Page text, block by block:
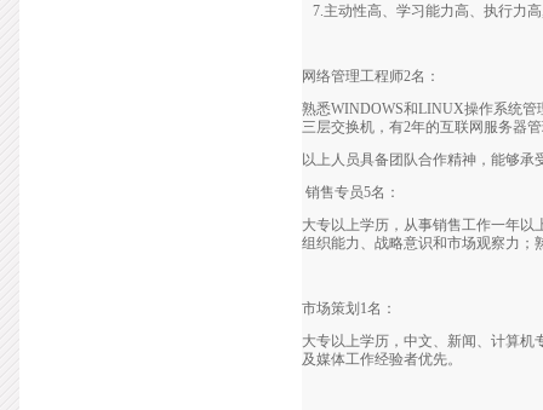
7.主动性高、学习能力高、执行力
网络管理工程师2名：
熟悉WINDOWS和LINUX操作系统管
三层交换机，有2年的互联网服务器
以上人员具备团队合作精神，能够承
销售专员5名：
大专以上学历，从事销售工作一年
组织能力、战略意识和市场观察力；
市场策划1名：
大专以上学历，中文、新闻、计算
及媒体工作经验者优先。